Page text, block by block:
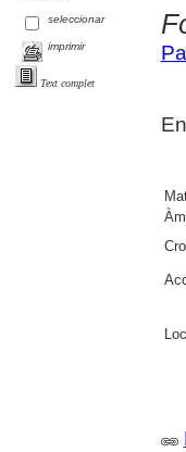
seleccionar
imprimir
Text complet